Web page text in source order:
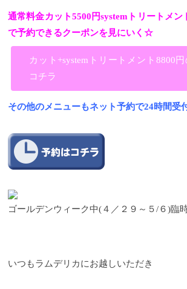
通常料金カット5500円systemトリートメン
で予約できるクーポンを見にいく☆
カット+systemトリートメント8800
コチラ
その他のメニューもネット予約で24時間受
ゴールデンウィーク中(４／２９～５/６)臨
いつもラムデリカにお越しいただき